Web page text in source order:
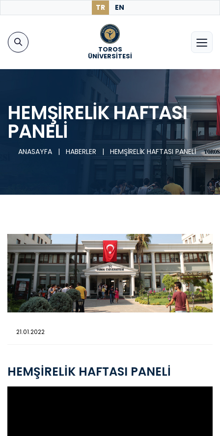
TR EN
TOROS
ÜNİVERSİTESİ
HEMŞİRELİK HAFTASI
PANELİ
ANASAYFA | HABERLER | HEMŞİRELİK HAFTASI PANELİ
21.01.2022
HEMŞİRELİK HAFTASI PANELİ